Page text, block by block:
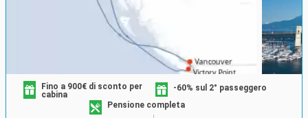
Fino a 900€ di sconto per
cabina
-60% sul 2° passeggero
Pensione completa